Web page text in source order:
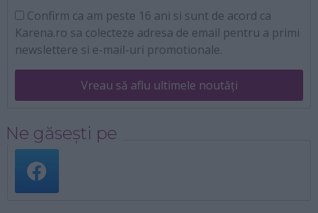
Confirm ca am peste 16 ani si sunt de acord ca
Karena.ro sa colecteze adresa de email pentru a primi
newslettere si e-mail-uri promotionale.
Vreau să aflu ultimele noutăți
Ne găsești pe